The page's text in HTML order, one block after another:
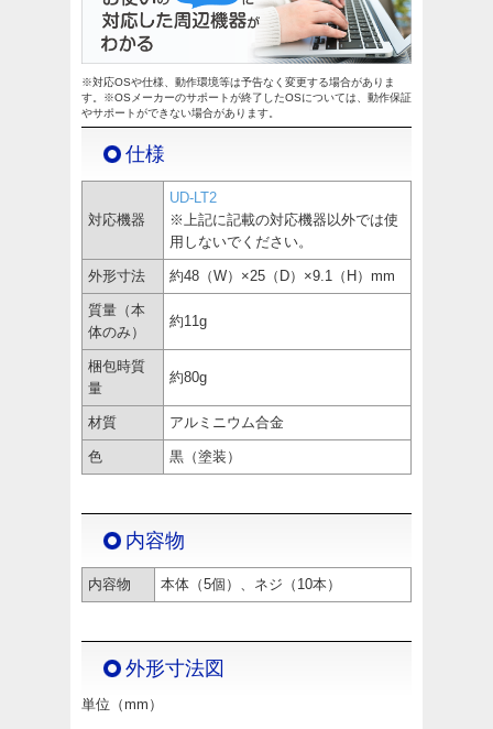
※対応OSや仕様、動作環境等は予告なく変更する場合がありま
す。※OSメーカーのサポートが終了したOSについては、動作保証
やサポートができない場合があります。
仕様
対応機器
UD-LT2
※上記に記載の対応機器以外では使
用しないでください。
外形寸法 約48（W）×25（D）×9.1（H）mm
質量（本
体のみ）
約11g
梱包時質
量
約80g
材質 アルミニウム合金
色 黒（塗装）
内容物
内容物 本体（5個）、ネジ（10本）
外形寸法図
単位（mm）